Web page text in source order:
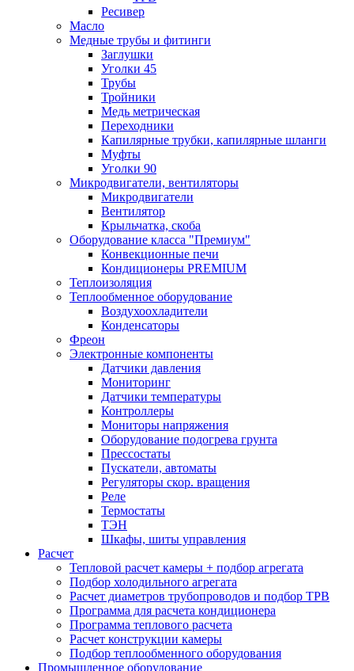
Ресивер
Масло
Медные трубы и фитинги
Заглушки
Уголки 45
Трубы
Тройники
Медь метрическая
Переходники
Капилярные трубки, капилярные шланги
Муфты
Уголки 90
Микродвигатели, вентиляторы
Микродвигатели
Вентилятор
Крыльчатка, скоба
Оборудование класса "Премиум"
Конвекционные печи
Кондиционеры PREMIUM
Теплоизоляция
Теплообменное оборудование
Воздухоохладители
Конденсаторы
Фреон
Электронные компоненты
Датчики давления
Мониторинг
Датчики температуры
Контроллеры
Мониторы напряжения
Оборудование подогрева грунта
Прессостаты
Пускатели, автоматы
Регуляторы скор. вращения
Реле
Термостаты
ТЭН
Шкафы, шиты управления
Расчет
Тепловой расчет камеры + подбор агрегата
Подбор холодильного агрегата
Расчет диаметров трубопроводов и подбор ТРВ
Программа для расчета кондиционера
Программа теплового расчета
Расчет конструкции камеры
Подбор теплообменного оборудования
Промышленное оборудование